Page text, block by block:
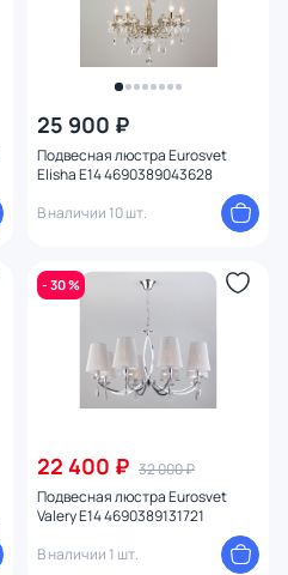
25 900 ₽
Подвесная люстра Eurosvet
Elisha E14 4690389043628
В наличии 10 шт.
- 30 %
22 400 ₽ 32 000 ₽
Подвесная люстра Eurosvet
Valery E14 4690389131721
В наличии 1 шт.